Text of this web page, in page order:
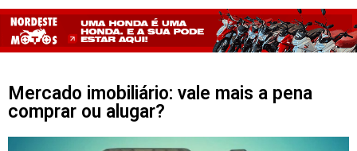
Mercado imobiliário: vale mais a pena
comprar ou alugar?